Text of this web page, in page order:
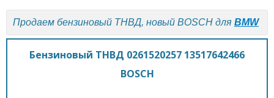
Продаем бензиновый ТНВД, новый BOSCH для BMW
Бензиновый ТНВД 0261520257 13517642466
BOSCH